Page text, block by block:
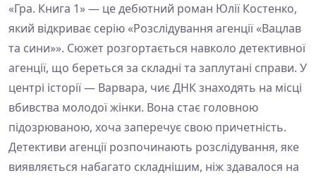
«Гра. Книга 1» — це дебютний роман Юлії Костенко,
який відкриває серію «Розслідування агенції «Вацлав
та сини»». Сюжет розгортається навколо детективної
агенції, що береться за складні та заплутані справи. У
центрі історії — Варвара, чиє ДНК знаходять на місці
вбивства молодої жінки. Вона стає головною
підозрюваною, хоча заперечує свою причетність.
Детективи агенції розпочинають розслідування, яке
виявляється набагато складнішим, ніж здавалося на